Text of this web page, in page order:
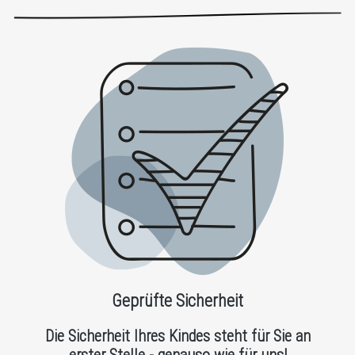
Geprüfte Sicherheit
Die Sicherheit Ihres Kindes steht für Sie an